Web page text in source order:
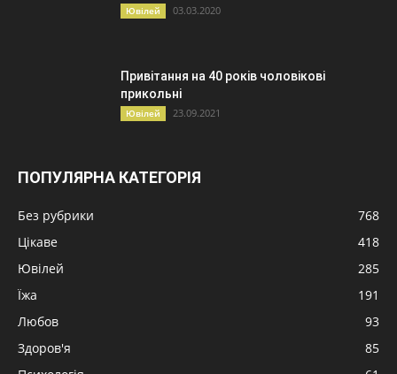
Ювілей 03.03.2020
Привітання на 40 років чоловікові
прикольні
Ювілей 23.09.2021
ПОПУЛЯРНА КАТЕГОРІЯ
Без рубрики
768
Цікаве
418
Ювілей
285
Їжа
191
Любов
93
Здоров'я
85